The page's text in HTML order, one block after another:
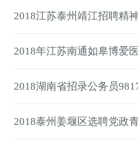
人公告(第二批)
2018江苏泰州靖江招聘精
告
2018年江苏南通如皋博爱
2018湖南省招录公务员
2018泰州姜堰区选聘党政